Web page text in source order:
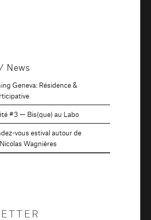
News
Geneva: Résidence &
#3 — Bis(que) au Labo
vous estival autour de
Wagnières